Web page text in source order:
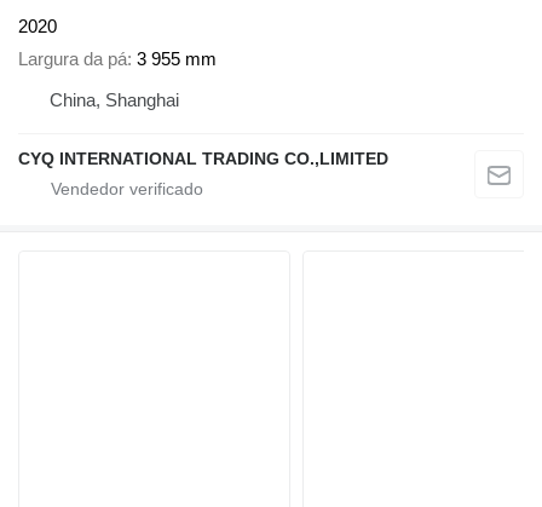
2020
Largura da pá 3 955 mm
China, Shanghai
CYQ INTERNATIONAL TRADING CO.,LIMITED